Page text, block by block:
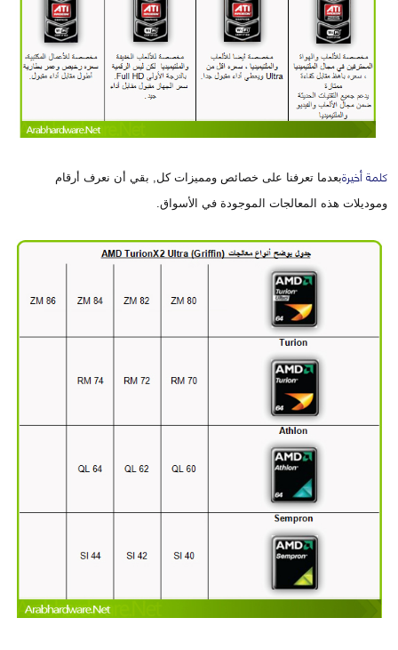
كلمة أخيرةبعدما تعرفنا على خصائص ومميزات كل, بقي أن نعرف أرقام
وموديلات هذه المعالجات الموجودة في الأسواق.